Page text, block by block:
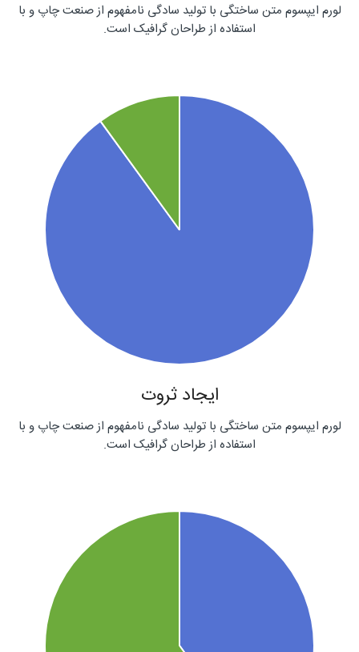
لورم ایپسوم متن ساختگی با تولید سادگی نامفهوم از صنعت چاپ و با
استفاده از طراحان گرافیک است.
ایجاد ثروت
لورم ایپسوم متن ساختگی با تولید سادگی نامفهوم از صنعت چاپ و با
استفاده از طراحان گرافیک است.